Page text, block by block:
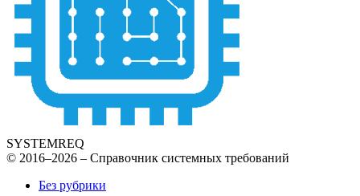
SYSTEMREQ
© 2016–2026 – Справочник системных требований
Без рубрики